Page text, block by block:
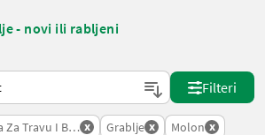
- novi ili rabljeni
Filteri
Za Travu I Baliranje
x Grablje x Molon x